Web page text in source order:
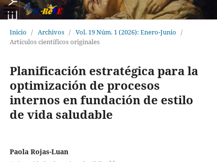
Inicio / Archivos / Vol. 19 Núm. 1 (2026): Enero-Junio /
Artículos científicos originales
Planificación estratégica para la
optimización de procesos
internos en fundación de estilo
de vida saludable
Paola Rojas-Luan